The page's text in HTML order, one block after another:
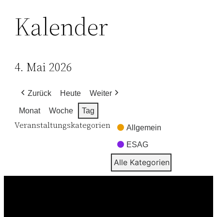
Kalender
4. Mai 2026
Zurück Heute Weiter
Monat Woche Tag
Veranstaltungskategorien Allgemein
ESAG
Alle Kategorien